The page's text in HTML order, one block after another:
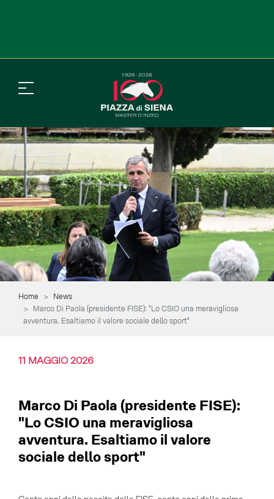
Home
News
Marco Di Paola (presidente FISE): "Lo CSIO una meravigliosa
avventura. Esaltiamo il valore sociale dello sport"
11 MAGGIO2026
Marco Di Paola (presidente FISE):
"Lo CSIO una meravigliosa
avventura. Esaltiamo il valore
sociale dello sport"